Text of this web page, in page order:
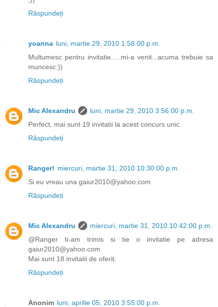
Răspundeți
yoanna luni, martie 29, 2010 1:58:00 p.m.
Multumesc pentru invitatie.....mi-a venit...acuma trebuie sa
muncesc:))
Răspundeți
Mic Alexandru
luni, martie 29, 2010 3:56:00 p.m.
Perfect, mai sunt 19 invitatii la acest concurs unic.
Răspundeți
Ranger! miercuri, martie 31, 2010 10:30:00 p.m.
Si eu vreau una gaiur2010@yahoo.com
Răspundeți
Mic Alexandru
miercuri, martie 31, 2010 10:42:00 p.m.
@Ranger ti-am trimis si tie o invitatie pe adresa
gaiur2010@yahoo.com
Mai sunt 18 invitatii de oferit.
Răspundeți
Anonim luni, aprilie 05, 2010 3:55:00 p.m.